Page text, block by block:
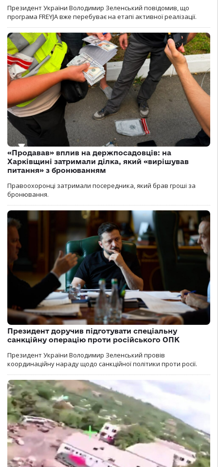
Президент України Володимир Зеленський повідомив, що
програма FREYJA вже перебуває на етапі активної реалізації.
«Продавав» вплив на держпосадовців: на
Харківщині затримали ділка, який «вирішував
питання» з бронюванням
Правоохоронці затримали посередника, який брав гроші за
бронювання.
Президент доручив підготувати спеціальну
санкційну операцію проти російського ОПК
Президент України Володимир Зеленський провів
координаційну нараду щодо санкційної політики проти росії.